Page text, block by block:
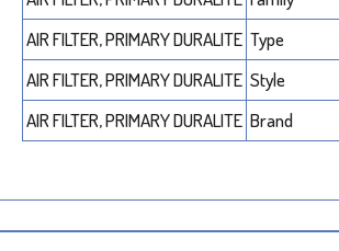
AIR FILTER, PRIMARY DURALITE Type
AIR FILTER, PRIMARY DURALITE Style
AIR FILTER, PRIMARY DURALITE Brand